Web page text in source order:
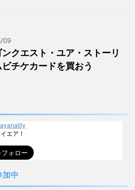
09
ンクエスト・ユア・ストーリ
チケカードを買おう
エア！
加中